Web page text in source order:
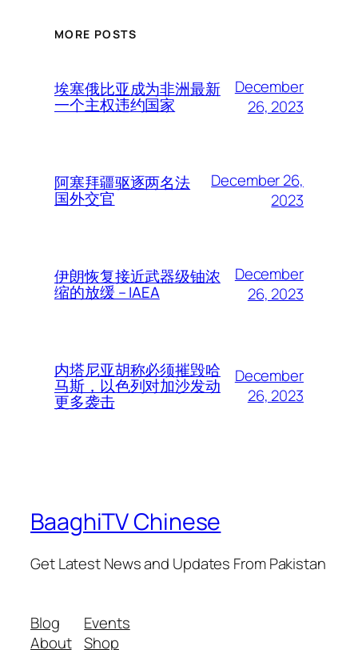
MORE POSTS
埃塞俄比亚成为非洲最新
一个主权违约国家
December
26, 2023
阿塞拜疆驱逐两名法
国外交官
December 26,
2023
伊朗恢复接近武器级铀浓
缩的放缓 – IAEA
December
26, 2023
内塔尼亚胡称必须摧毁哈
马斯，以色列对加沙发动
更多袭击
December
26, 2023
BaaghiTV Chinese
Get Latest News and Updates From Pakistan
Blog
About
Events
Shop